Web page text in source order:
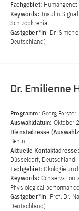
Fachgebiet:
Keywords: Insulin
Schizophrenia
Gastgeber*in: Dr.
Deutschland)
Dr. Emilienne
Programm: Georg
Auswahldatum: Oktober
Dienstadresse
Benin
Aktuelle Kontaktadresse:
Düsseldorf, Deutschland
Fachgebiet:Ökologie
Keywords: Conservation
Physiological
Gastgeber*in: Prof. Dr.
Deutschland)